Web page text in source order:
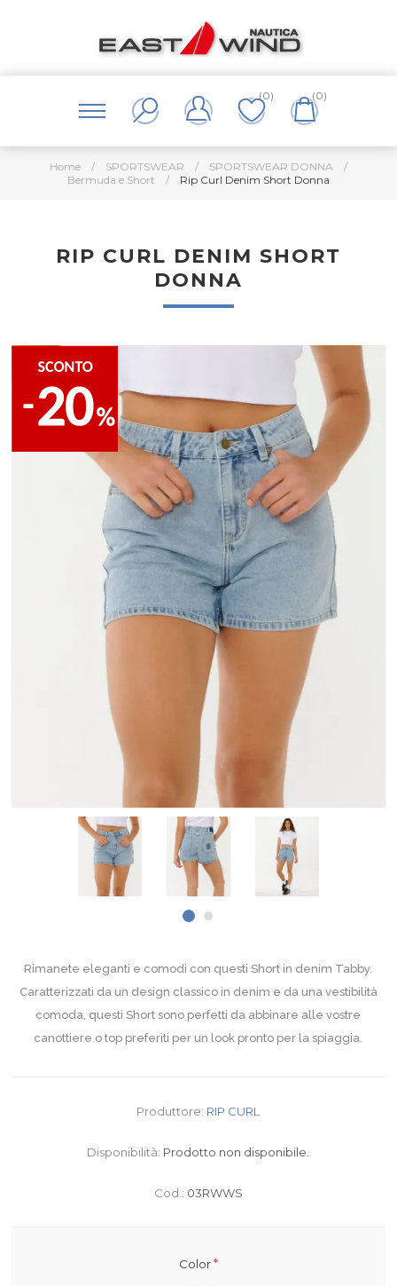
(0) (0)
Home / SPORTSWEAR / SPORTSWEAR DONNA
/
Bermuda e Short
/ Rip Curl Denim Short Donna
RIP CURL DENIM SHORT
DONNA
Rimanete eleganti e comodi con questi Short in denim Tabby.
Caratterizzati da un design classico in denim e da una vestibilità
comoda, questi Short sono perfetti da abbinare alle vostre
canottiere o top preferiti per un look pronto per la spiaggia.
Produttore: RIP CURL
Disponibilità: Prodotto non disponibile.
Cod.: 03RWWS
Color*